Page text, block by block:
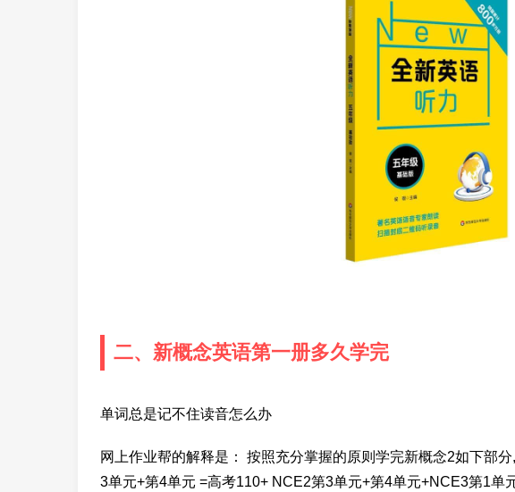
二、新概念英语第一册多久学完
单词总是记不住读音怎么办
网上作业帮的解释是： 按照充分掌握的原则学完新概念2如下部
3单元+第4单元 =高考110+ NCE2第3单元+第4单元+NCE3第1单